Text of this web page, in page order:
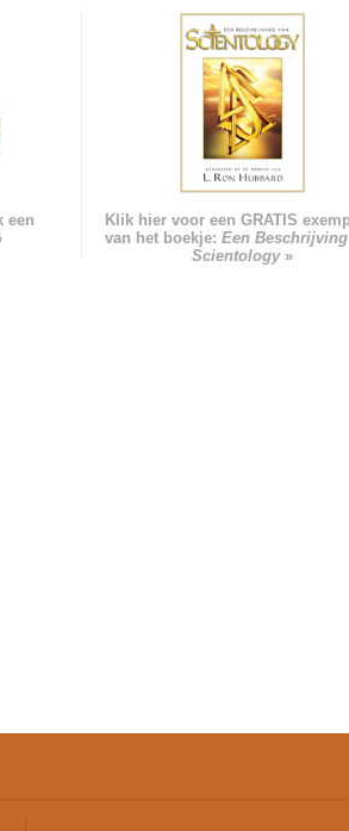
een
Klik hier voor een GRATIS
van het boekje:Een
Scientology»